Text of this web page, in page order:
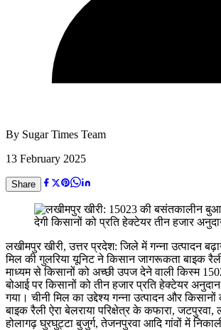
By Sugar Times Team
13 February 2025
Share
लखीमपुर खीरी, उत्तर प्रदेश: जिले में गन्ना उत्पादन
मिल की गुलरिया यूनिट ने किसान जागरूकता बाइक
माध्यम से किसानों को अच्छी उपज देने वाली किस्म
बोआई पर किसानों को तीन हजार प्रति हेक्टेयर
गया। चीनी मिल का उद्देश्य गन्ना उत्पादन और
बाइक रैली ऐरा बेलराया परिक्षेत्र के कफारा,
होलागढ़ घुरघुट्टा बुजुर्ग, तेजनपुरवा आदि गांवों में